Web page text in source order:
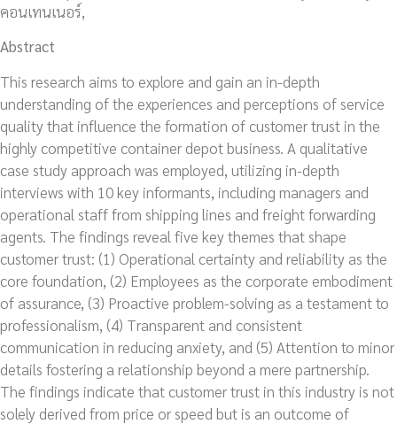
คอนเทนเนอร์,
Abstract
This research aims to explore and gain an in-depth
understanding of the experiences and perceptions of service
quality that influence the formation of customer trust in the
highly competitive container depot business. A qualitative
case study approach was employed, utilizing in-depth
interviews with 10 key informants, including managers and
operational staff from shipping lines and freight forwarding
agents. The findings reveal five key themes that shape
customer trust: (1) Operational certainty and reliability as the
core foundation, (2) Employees as the corporate embodiment
of assurance, (3) Proactive problem-solving as a testament to
professionalism, (4) Transparent and consistent
communication in reducing anxiety, and (5) Attention to minor
details fostering a relationship beyond a mere partnership.
The findings indicate that customer trust in this industry is not
solely derived from price or speed but is an outcome of